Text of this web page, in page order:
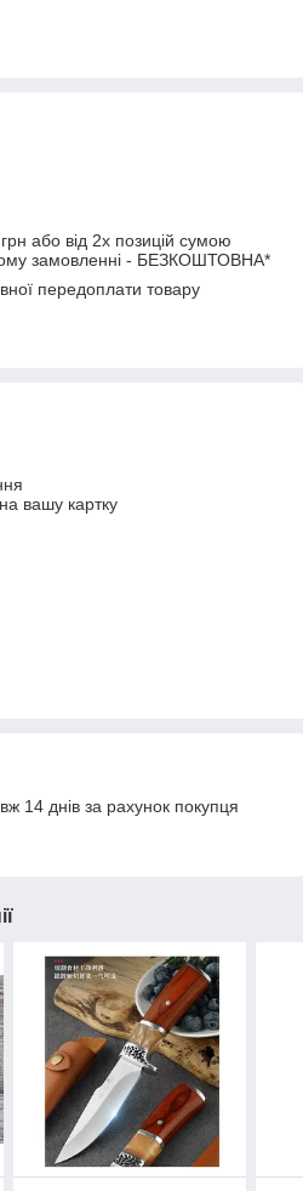
або від 2х позицій сумою
замовленні - БЕЗКОШТОВНА*
передоплати товару
вашу картку
14 днів за рахунок покупця